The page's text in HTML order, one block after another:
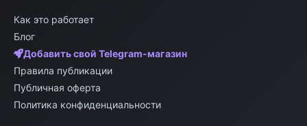
Как это работает
Блог
Добавить свой Telegram-магазин
Правила публикации
Публичная оферта
Политика конфиденциальности